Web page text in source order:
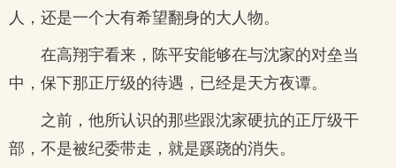
人，还是一个大有希望翻身的大人物。
在高翔宇看来，陈平安能够在与沈家的对垒当
中，保下那正厅级的待遇，已经是天方夜谭。
之前，他所认识的那些跟沈家硬抗的正厅级干
部，不是被纪委带走，就是蹊跷的消失。